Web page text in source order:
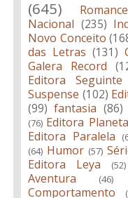
(645) Romance
Nacional (235)
Novo Conceito
das Letras (131)
Galera Record
Editora Seguinte
Suspense (102)
(99) fantasia (86)
(76) Editora Planeta
Editora Paralela
(64) Humor (57)
Editora Leya (52)
Aventura (46)
Comportamento